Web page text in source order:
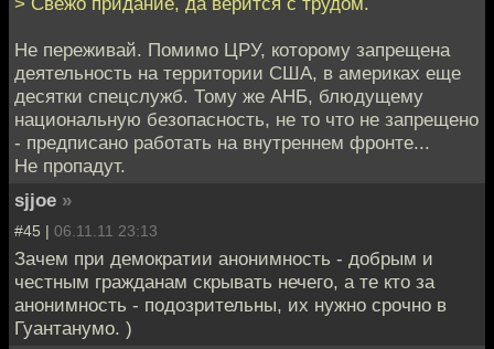
Не переживай. Помимо ЦРУ, которому запрещена
деятельность на территории США, в америках еще
десятки спецслужб. Тому же АНБ, блюдущему
национальную безопасность, не то что не запрещено
- предписано работать на внутреннем фронте...
Не пропадут.
sjjoe »
#45 | 06.11.11 23:13
Зачем при демократии анонимность - добрым и
честным гражданам скрывать нечего, а те кто за
анонимность - подозрительны, их нужно срочно в
Гуантанумо. )